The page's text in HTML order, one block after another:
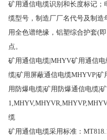
矿用通信电缆识别和长度标记
缆型号，制造厂厂名代号及制
用全色谱绝缘，铝塑综合护套(
点。
矿用通信电缆|MHYV矿用通信
缆|矿用屏蔽通信电缆MHYVP|
用防爆电缆|矿用防爆通信电缆|
缆
矿用通信电缆采用标准：